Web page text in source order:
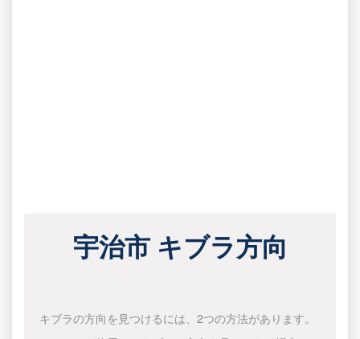
宇治市 キブラ方向
キブラの方向を見つけるには、2つの方法があります。